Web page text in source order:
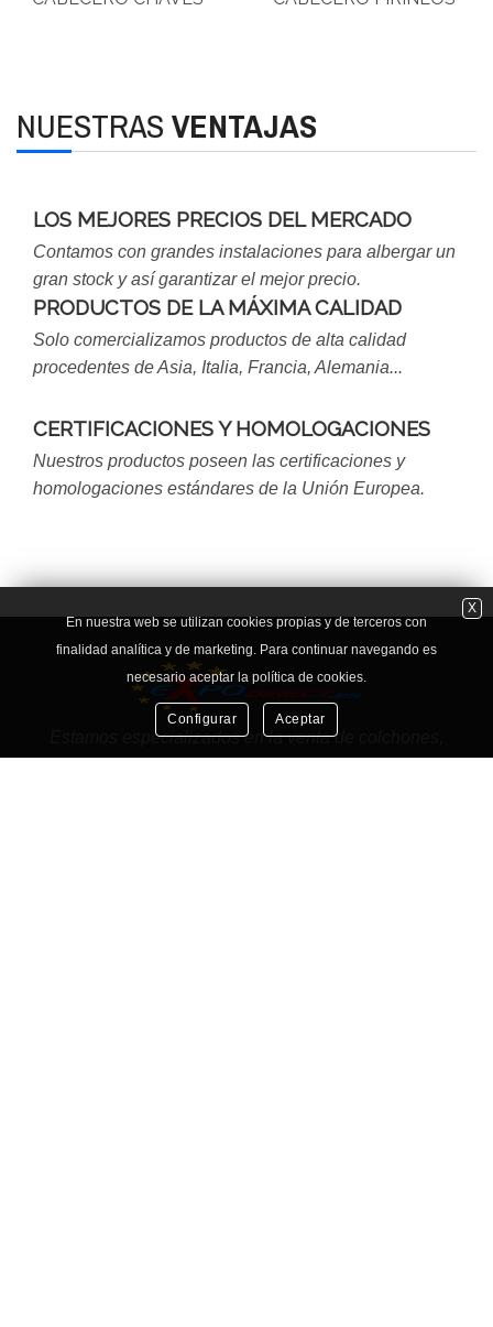
NUESTRAS VENTAJAS
LOS MEJORES PRECIOS DEL MERCADO
Contamos con grandes instalaciones para albergar un
gran stock y así garantizar el mejor precio.
PRODUCTOS DE LA MÁXIMA CALIDAD
Solo comercializamos productos de alta calidad
procedentes de Asia, Italia, Francia, Alemania...
CERTIFICACIONES Y HOMOLOGACIONES
Nuestros productos poseen las certificaciones y
homologaciones estándares de la Unión Europea.
Estamos especializados en la venta de colchones,
X
En nuestra web se utilizan cookies propias y de terceros con
finalidad analítica y de marketing. Para continuar navegando es
necesario aceptar la política de cookies.
Configurar Aceptar